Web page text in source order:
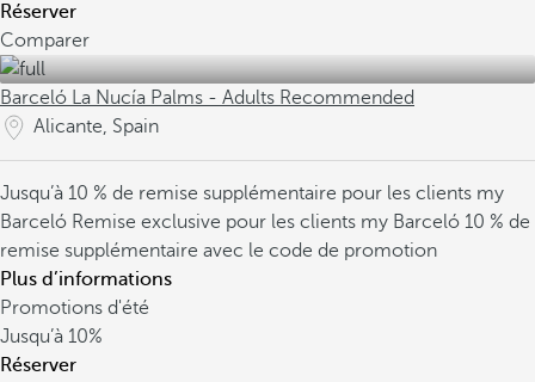
Réserver
Comparer
Barceló La Nucía Palms - Adults Recommended
Alicante, Spain
Jusqu’à 10 % de remise supplémentaire pour les clients my
Barceló Remise exclusive pour les clients my Barceló 10 % de
remise supplémentaire avec le code de promotion
Plus d’informations
Promotions d'été
Jusqu’à 10%
Réserver